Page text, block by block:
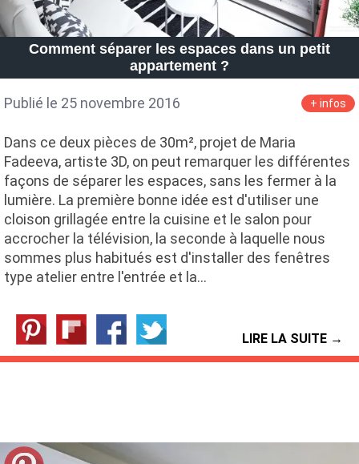
Maison Et Appartement Vintage
On Décode La Déco
Petite Surface
Piscine Question De Style
Renovation
Revue De Week End
Tiny House
Comment séparer les espaces dans un petit
appartement ?
Publié le 25 novembre 2016 + infos
Dans ce deux pièces de 30m², projet de Maria
Fadeeva, artiste 3D, on peut remarquer les différentes
façons de séparer les espaces, sans les fermer à la
lumière. La première bonne idée est d'utiliser une
cloison grillagée entre la cuisine et le salon pour
accrocher la télévision, la seconde à laquelle nous
sommes plus habitués est d'installer des fenêtres
type atelier entre l'entrée et la…
LIRE LA SUITE →